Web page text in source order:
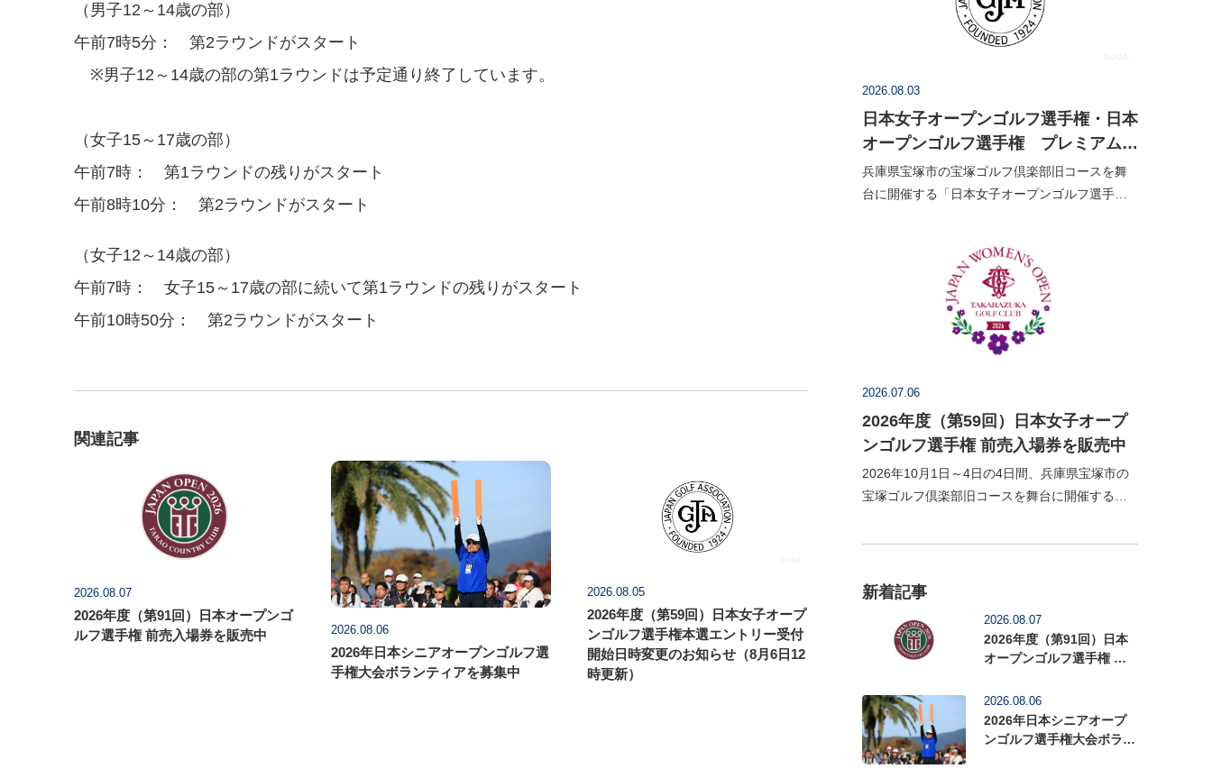
（男子12～14歳の部）
午前7時5分： 第2ラウンドがスタート
※男子12～14歳の部の第1ラウンドは予定通り終了しています。
（女子15～17歳の部）
午前7時： 第1ラウンドの残りがスタート
午前8時10分： 第2ラウンドがスタート
（女子12～14歳の部）
午前7時： 女子15～17歳の部に続いて第1ラウンドの残りがスタート
午前10時50分： 第2ラウンドがスタート
関連記事
2026.08.07
2026年度（第91回）日本オープンゴ
ルフ選手権 前売入場券を販売中
2026.08.06
2026年日本シニアオープンゴルフ選
手権大会ボランティアを募集中
2026.08.05
2026年度（第59回）日本女子オープ
ンゴルフ選手権本選エントリー受付
開始日時変更のお知らせ（8月6日12
時更新）
2026.08.03
日本女子オープンゴルフ選手権・日本
オープンゴルフ選手権 プレミアムチ
ケット販売を開始
兵庫県宝塚市の宝塚ゴルフ倶楽部旧コースを舞
台に開催する「日本女子オープンゴルフ選手
権」のプレミアムチケットの販売を開…
2026.07.06
2026年度（第59回）日本女子オープ
ンゴルフ選手権 前売入場券を販売中
2026年10月1日～4日の4日間、兵庫県宝塚市の
宝塚ゴルフ倶楽部旧コースを舞台に開催する
選手権」の前売入場券の販売を開始いたしまし
新着記事
2026.08.07
2026年度（第91回）日本
オープンゴルフ選手権 前
2026.08.06
2026年日本シニアオープ
ンゴルフ選手権大会ボラン